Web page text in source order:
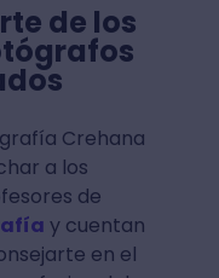
de los
Crehana
a los
de
y cuentan
en el